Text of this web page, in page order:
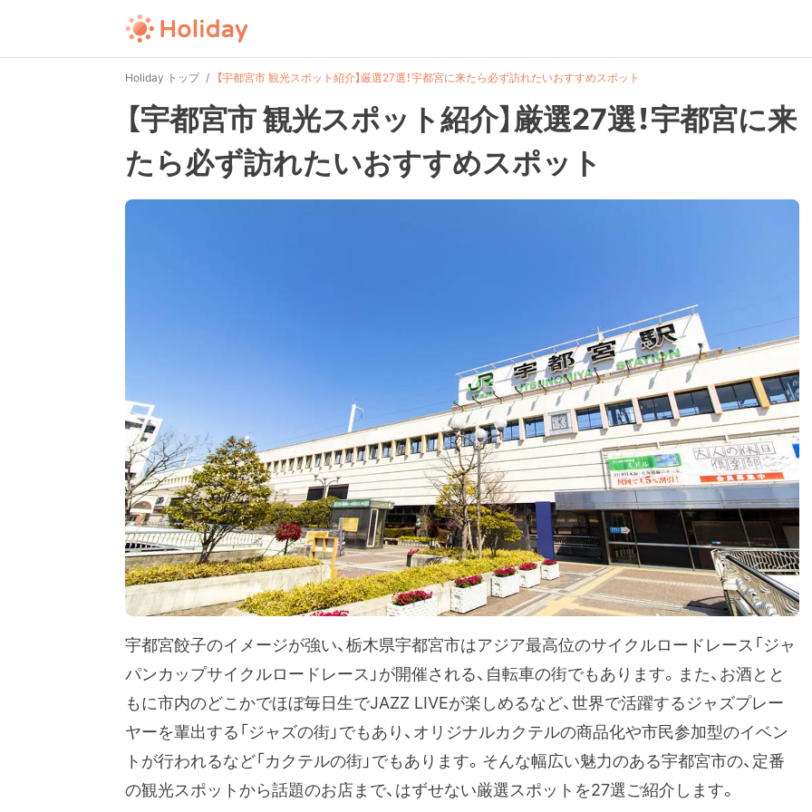
Holiday トップ 【宇都宮市 観光スポット紹介】厳選27選！宇都宮に来たら必ず訪れたいおすすめスポット
【宇都宮市 観光スポット紹介】厳選27選！宇都宮に来
たら必ず訪れたいおすすめスポット
宇都宮餃子のイメージが強い、栃木県宇都宮市はアジア最高位のサイクルロードレース「ジャ
パンカップサイクルロードレース」が開催される、自転車の街でもあります。また、お酒とと
もに市内のどこかでほぼ毎日生でJAZZ LIVEが楽しめるなど、世界で活躍するジャズプレー
ヤーを輩出する「ジャズの街」でもあり、オリジナルカクテルの商品化や市民参加型のイベン
トが行われるなど「カクテルの街」でもあります。そんな幅広い魅力のある宇都宮市の、定番
の観光スポットから話題のお店まで、はずせない厳選スポットを27選ご紹介します。